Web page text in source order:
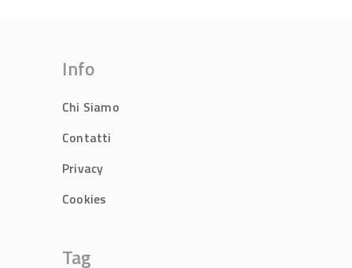
Info
Chi Siamo
Contatti
Privacy
Cookies
Tag